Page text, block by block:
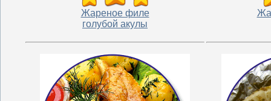
Жареное филе
голубой акулы